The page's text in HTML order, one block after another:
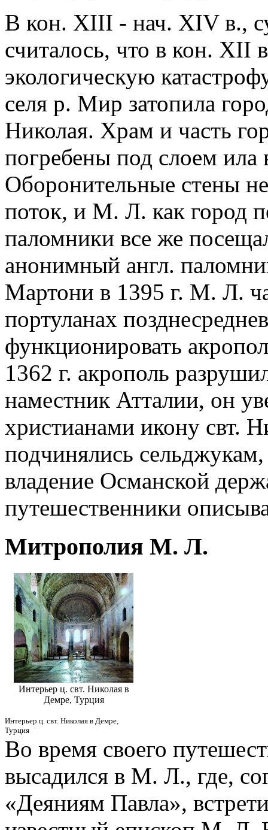
В кон. XIII - нач. XIV в.,
считалось, что в кон.
экологическую
селя р. Мир затопила
Николая. Храм и часть
погребены под слоем
Оборонительные стены
поток, и М. Л. как город
паломники все же
анонимный англ.
Мартони в 1395 г. М. Л.
портуланах
функционировать
1362 г. акрополь
наместник Атталии, он
христианами икону свт.
подчинялись
владение Османской
путешественники
Митрополия М. Л.
Интерьер ц. свт. Николая в
Демре, Турция
Интерьер ц. свт. Николая в Демре,
Турция
Во время своего
высадился в М. Л., где,
«Деяниям Павла»,